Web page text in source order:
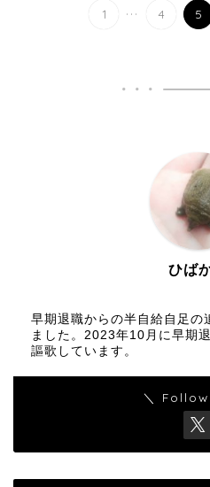
1 ... 4 5
ひば
早期退職からの半自給自足の
ました。2023年10月に早期
謳歌しています。
＼